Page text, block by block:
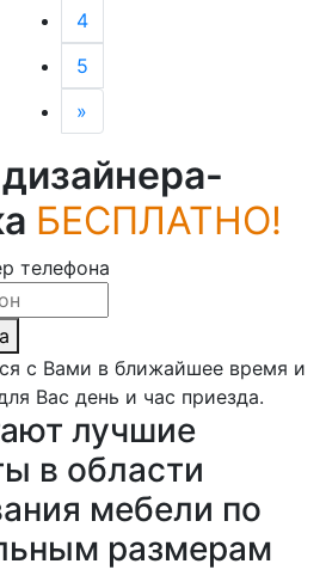
4
5
»
БЕСПЛАТНО!
телефона
с Вами в ближайшее время и
Вас день и час приезда.
лучшие
в области
мебели по
размерам